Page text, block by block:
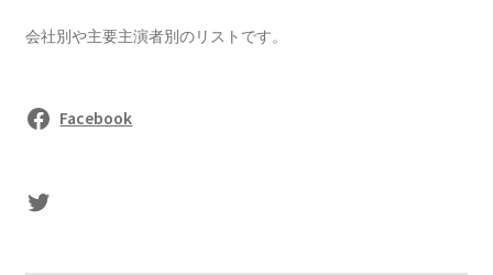
会社別や主要主演者別のリストです。
Facebook
sasaki's Twitter